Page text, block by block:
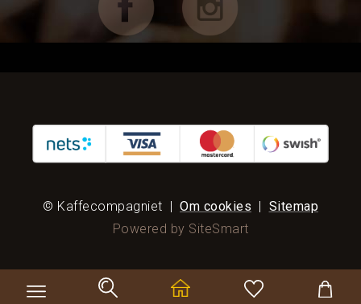
Böcker & Kort
KAMPANJER
KUNDTJÄNST
© Kaffecompagniet Om cookies
Sitemap
Powered by SiteSmart